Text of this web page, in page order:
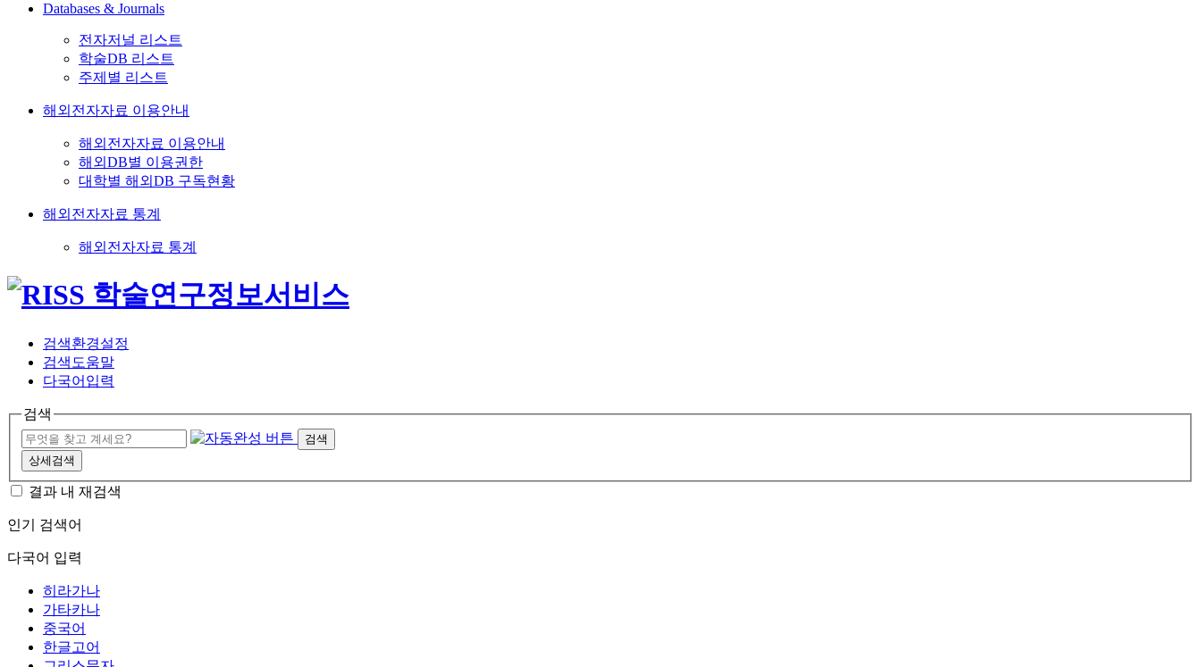
Databases & Journals
전자저널 리스트
학술DB 리스트
주제별 리스트
해외전자자료 이용안내
해외전자자료 이용안내
해외DB별 이용권한
대학별 해외DB 구독현황
해외전자자료 통계
해외전자자료 통계
검색환경설정
검색도움말
다국어입력
검색
검색
상세검색
결과 내 재검색
인기 검색어
다국어 입력
히라가나
가타카나
중국어
한글고어